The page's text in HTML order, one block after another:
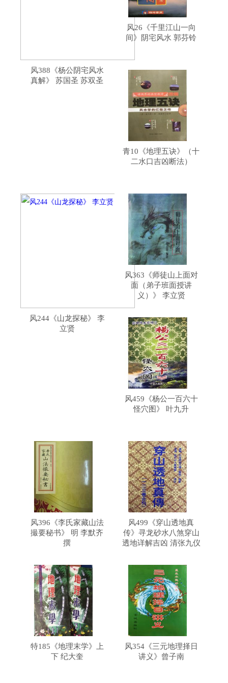
风388《杨公阴宅风水
真解》 苏国圣 苏双圣
风26《千里江山一向
间》阴宅风水 郭芬铃
青10《地理五诀》（十
二水口吉凶断法）
风244《山龙探秘》 李
立贤
风363《师徒山上面对
面（弟子班面授讲
义）》 李立贤
风459《杨公一百六十
怪穴图》 叶九升
风396《李氏家藏山法
撮要秘书》 明 李默齐
撰
风499《穿山透地真
传》寻龙砂水八煞穿山
透地详解吉凶 清张九仪
特185《地理末学》上
下 纪大奎
风354《三元地理择日
讲义》曾子南